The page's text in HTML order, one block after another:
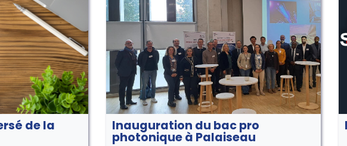
de la Inauguration du bac pro
photonique à Palaiseau